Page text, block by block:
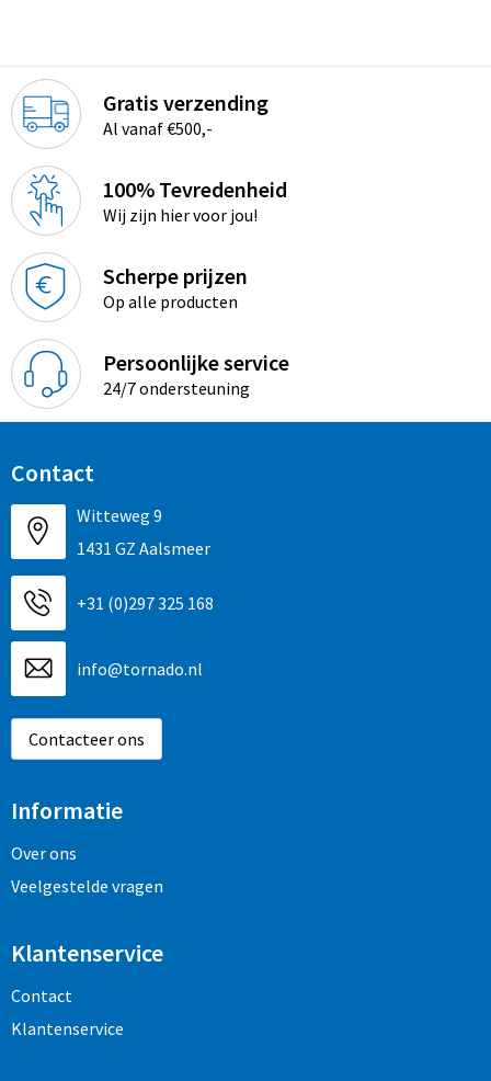
Gratis verzending
Al vanaf €500,-
100% Tevredenheid
Wij zijn hier voor jou!
Scherpe prijzen
Op alle producten
Persoonlijke service
24/7 ondersteuning
Contact
Witteweg 9
1431 GZ Aalsmeer
+31 (0)297 325 168
info@tornado.nl
Contacteer ons
Informatie
Over ons
Veelgestelde vragen
Klantenservice
Contact
Klantenservice